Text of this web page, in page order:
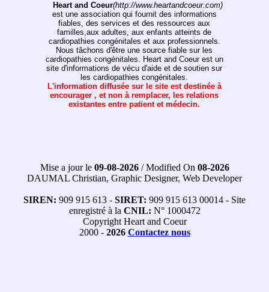
Heart and Coeur(http://www.heartandcoeur.com)
est une association qui fournit des informations
fiables, des services et des ressources aux
familles,aux adultes, aux enfants atteints de
cardiopathies congénitales et aux professionnels.
Nous tâchons d'être une source fiable sur les
cardiopathies congénitales. Heart and Coeur est un
site d'informations de vécu d'aide et de soutien sur
les cardiopathies congénitales.
L'information diffusée sur le site est destinée à
encourager , et non à remplacer, les relations
existantes entre patient et médecin.
Mise a jour le 09-08-2026/ Modified On 08-2026
DAUMAL Christian, Graphic Designer, Web Developer
SIREN: 909 915 613 - SIRET: 909 915 613 00014 - Site
enregistré à la CNIL: N° 1000472
Copyright Heart and Coeur
2000 - 2026 Contactez nous